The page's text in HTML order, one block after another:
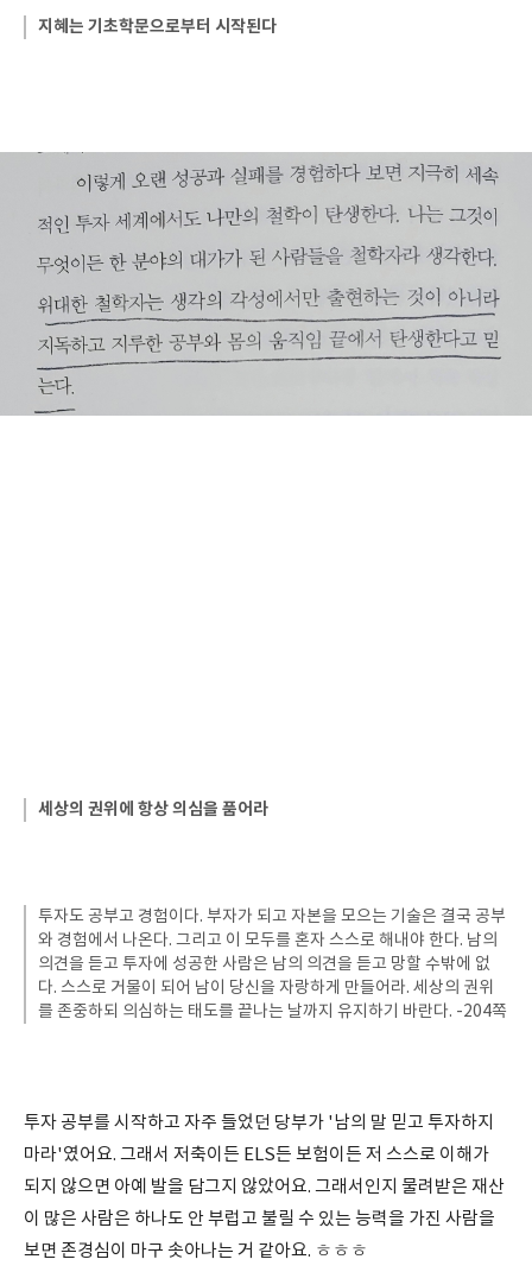
지혜는 기초학문으로부터 시작된다
세상의 권위에 항상 의심을 품어라
투자도 공부고 경험이다. 부자가 되고 자본을 모으는 기술은 결국 공부
와 경험에서 나온다. 그리고 이 모두를 혼자 스스로 해내야 한다. 남의
의견을 듣고 투자에 성공한 사람은 남의 의견을 듣고 망할 수밖에 없
다. 스스로 거물이 되어 남이 당신을 자랑하게 만들어라. 세상의 권위
를 존중하되 의심하는 태도를 끝나는 날까지 유지하기 바란다. -204쪽
투자 공부를 시작하고 자주 들었던 당부가 '남의 말 믿고 투자하지
마라'였어요. 그래서 저축이든 ELS든 보험이든 저 스스로 이해가
되지 않으면 아예 발을 담그지 않았어요. 그래서인지 물려받은 재산
이 많은 사람은 하나도 안 부럽고 불릴 수 있는 능력을 가진 사람을
보면 존경심이 마구 솟아나는 거 같아요. ㅎㅎㅎ